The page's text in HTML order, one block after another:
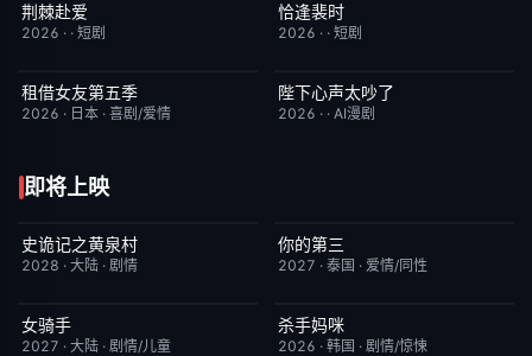
完结
荆棘赴爱
2026 · · 短剧
完结
恰逢裴时
2026 · · 短剧
已完结
租借女友第五季
2026 · 日本 · 喜剧/爱情
完结
陛下心声太吵了
2026 · · AI漫剧
即将上映
6月23日更新
史诡记之黄泉村
2028 · 大陆 · 剧情
更新至第02集
你的第三
2027 · 泰国 · 爱情/同性
7月15日更新
女骑手
2027 · 大陆 · 剧情/儿童
更新至第04集
杀手妈咪
2026 · 韩国 · 剧情/惊悚